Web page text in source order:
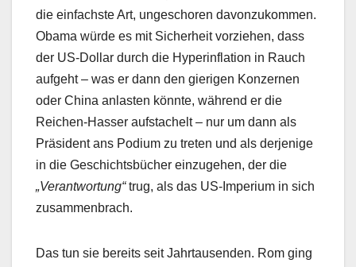
die einfachste Art, ungeschoren davonzukommen.
Obama würde es mit Sicherheit vorziehen, dass
der US-Dollar durch die Hyperinflation in Rauch
aufgeht – was er dann den gierigen Konzernen
oder China anlasten könnte, während er die
Reichen-Hasser aufstachelt – nur um dann als
Präsident ans Podium zu treten und als derjenige
in die Geschichtsbücher einzugehen, der die
„Verantwortung“trug, als das US-Imperium in sich
zusammenbrach.
Das tun sie bereits seit Jahrtausenden. Rom ging